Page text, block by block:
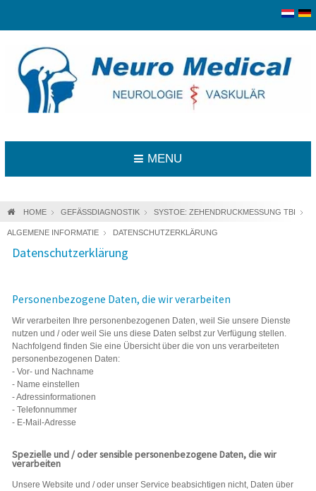
MENU
HOME GEFÄSSDIAGNOSTIK SYSTOE: ZEHENDRUCKMESSUNG TBI
ALGEMENE INFORMATIE DATENSCHUTZERKLÄRUNG
Datenschutzerklärung
Personenbezogene Daten, die wir verarbeiten
Wir verarbeiten Ihre personenbezogenen Daten, weil Sie unsere Dienste
nutzen und / oder weil Sie uns diese Daten selbst zur Verfügung stellen.
Nachfolgend finden Sie eine Übersicht über die von uns verarbeiteten
personenbezogenen Daten:
- Vor- und Nachname
- Name einstellen
- Adressinformationen
- Telefonnummer
- E-Mail-Adresse
Spezielle und / oder sensible personenbezogene Daten, die wir
verarbeiten
Unsere Website und / oder unser Service beabsichtigen nicht, Daten über